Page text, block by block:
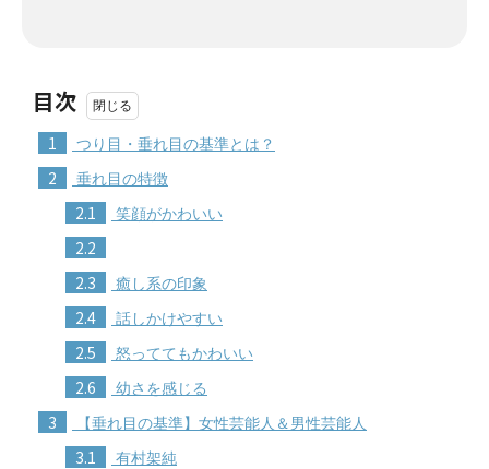
目次
1 つり目・垂れ目の基準とは？
2 垂れ目の特徴
2.1 笑顔がかわいい
2.2
2.3
癒し系の印象
2.4 話しかけやすい
2.5 怒っててもかわいい
2.6 幼さを感じる
3 【垂れ目の基準】女性芸能人＆男性芸能人
3.1 有村架純